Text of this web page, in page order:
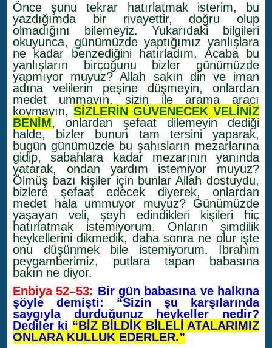
Önce şunu tekrar hatırlatmak isterim, bu
yazdığımda bir rivayettir, doğru olup
olmadığını bilemeyiz. Yukarıdaki bilgileri
okuyunca, günümüzde yaptığımız yanlışlara
ne kadar benzediğini hatırladım. Acaba bu
yanlışların birçoğunu bizler günümüzde
yapmıyor muyuz? Allah sakın din ve iman
adına velilerin peşine düşmeyin, onlardan
medet ummayın, sizin ile arama aracı
koymayın, SİZLERİN GÜVENECEK VELİNİZ
BENİM, onlardan şefaat dilemeyin dediği
halde, bizler bunun tam tersini yaparak,
bugün günümüzde bu şahısların mezarlarına
gidip, sabahlara kadar mezarının yanında
yatarak, ondan yardım istemiyor muyuz?
Ölmüş bazı kişiler için bunlar Allah dostuydu,
bizlere şefaat edecek diyerek, onlardan
medet hala ummuyor muyuz? Günümüzde
yaşayan veli, şeyh edindikleri kişileri hiç
hatırlatmak istemiyorum. Onların şimdilik
heykellerini dikmedik, daha sonra ne olur işte
onu düşünmek bile istemiyorum. İbrahim
peygamberimiz, putlara tapan babasına
bakın ne diyor.
Enbiya 52–53: Bir gün babasına ve halkına
şöyle demişti: “Sizin şu karşılarında
saygıyla durduğunuz heykeller nedir?
Dediler ki “BİZ BİLDİK BİLELİ ATALARIMIZ
ONLARA KULLUK EDERLER.”